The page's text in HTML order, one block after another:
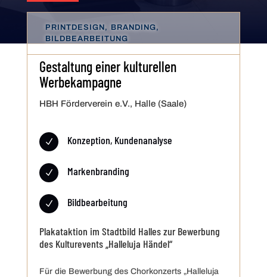
PRINTDESIGN, BRANDING,
BILDBEARBEITUNG
Gestaltung einer kulturellen
Werbekampagne
HBH Förderverein e.V., Halle (Saale)
N Konzeption, Kundenanalyse
N Markenbranding
N Bildbearbeitung
Plakataktion im Stadtbild Halles zur Bewerbung
des Kulturevents „Halleluja Händel“
Für die Bewerbung des Chorkonzerts „Halleluja